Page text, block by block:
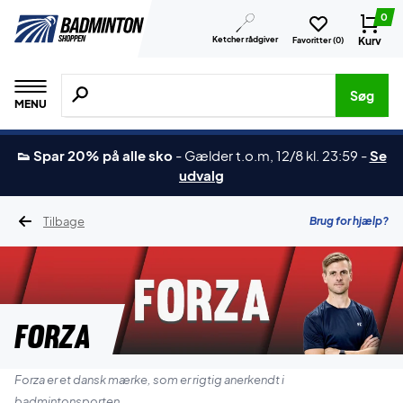
Ketcher rådgiver Favoritter (0)
0
Kurv
MENU
Søg efter produkter, mærker etc.
Søg
👟 Spar 20% på alle sko - Gælder t.o.m, 12/8 kl. 23:59 -Se
udvalg
Tilbage Brug for hjælp?
Forza
Forza er et dansk mærke, som er rigtig anerkendt i